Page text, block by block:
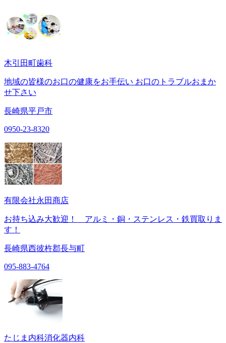
木引田町歯科
地域の皆様のお口の健康をお手伝い お口のトラブルおまか
せ下さい
長崎県平戸市
0950-23-8320
有限会社永田商店
お持ち込み大歓迎！ アルミ・銅・ステンレス・鉄買取りま
す！
長崎県西彼杵郡長与町
095-883-4764
たじま内科消化器内科